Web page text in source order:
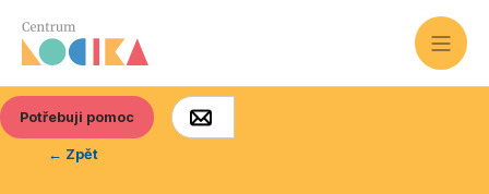
Potřebuji pomoc
← Zpět